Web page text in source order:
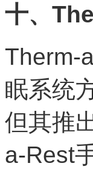
十、
Therm-
眠系统
但其推
a-Rest